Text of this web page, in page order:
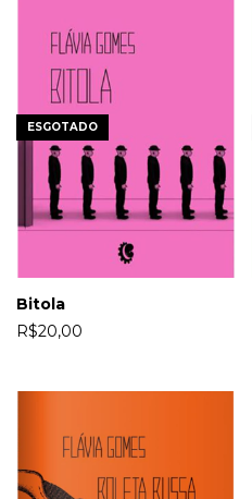
ESGOTADO
Bitola
R$20,00